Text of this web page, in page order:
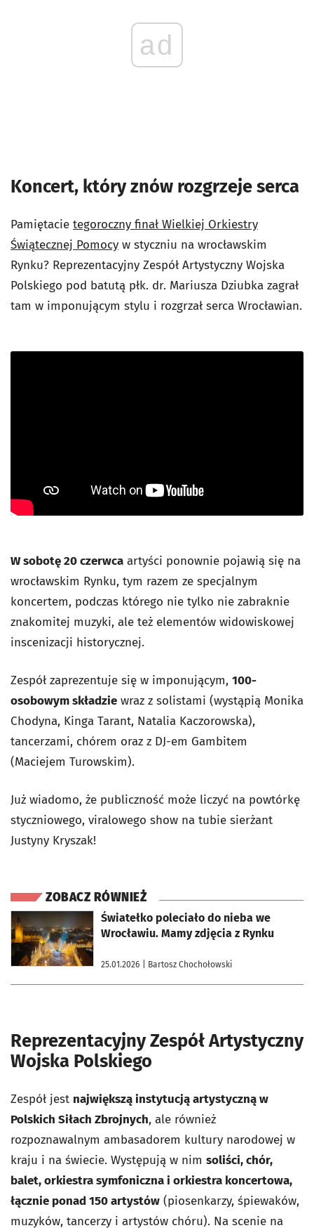
ad
Koncert, który znów rozgrzeje serca
Pamiętacie tegoroczny finał Wielkiej Orkiestry
Świątecznej Pomocy w styczniu na wrocławskim
Rynku? Reprezentacyjny Zespół Artystyczny Wojska
Polskiego pod batutą płk. dr. Mariusza Dziubka zagrał
tam w imponującym stylu i rozgrzał serca Wrocławian.
W sobotę 20 czerwca artyści ponownie pojawią się na
wrocławskim Rynku, tym razem ze specjalnym
koncertem, podczas którego nie tylko nie zabraknie
znakomitej muzyki, ale też elementów widowiskowej
inscenizacji historycznej.
Zespół zaprezentuje się w imponującym, 100-
osobowym składzie wraz z solistami (wystąpią Monika
Chodyna, Kinga Tarant, Natalia Kaczorowska),
tancerzami, chórem oraz z DJ-em Gambitem
(Maciejem Turowskim).
Już wiadomo, że publiczność może liczyć na powtórkę
styczniowego, viralowego show na tubie sierżant
Justyny Kryszak!
ZOBACZ RÓWNIEŻ
Światełko poleciało do nieba we
Wrocławiu. Mamy zdjęcia z Rynku
25.01.2026 | Bartosz Chochołowski
otworzy się w nowej karcie
Reprezentacyjny Zespół Artystyczny
Wojska Polskiego
Zespół jest największą instytucją artystyczną w
Polskich Siłach Zbrojnych, ale również
rozpoznawalnym ambasadorem kultury narodowej w
kraju i na świecie. Występują w nim soliści, chór,
balet, orkiestra symfoniczna i orkiestra koncertowa,
łącznie ponad 150 artystów (piosenkarzy, śpiewaków,
muzyków, tancerzy i artystów chóru). Na scenie na